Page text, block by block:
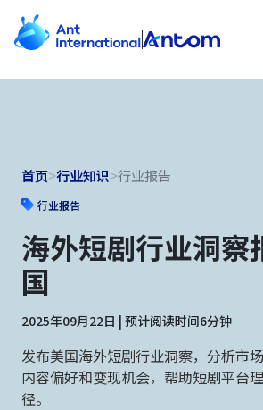
首页>行业知识>行业报告
行业报告
海外短剧行业洞察
国
2025年09月22日 | 预计阅读时间6分钟
发布美国海外短剧行业洞察，分析市
内容偏好和变现机会，帮助短剧平台
径。